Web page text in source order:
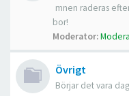
mnen raderas
bor!
Moderator:
Övrigt
Börjar det vara